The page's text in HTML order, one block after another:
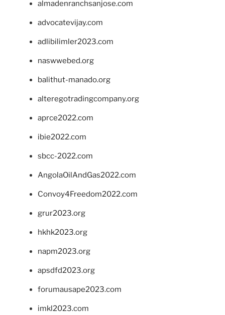
almadenranchsanjose.com
advocatevijay.com
adlibilimler2023.com
naswwebed.org
balithut-manado.org
alteregotradingcompany.org
aprce2022.com
ibie2022.com
sbcc-2022.com
AngolaOilAndGas2022.com
Convoy4Freedom2022.com
grur2023.org
hkhk2023.org
napm2023.org
apsdfd2023.org
forumausape2023.com
imkl2023.com